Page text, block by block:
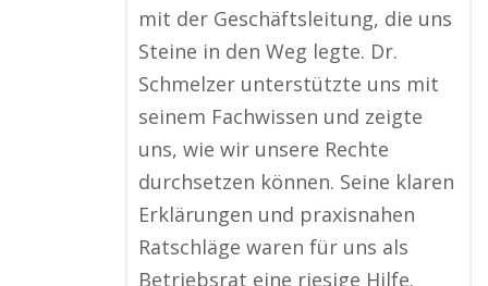
mit der Geschäftsleitung, die uns
Steine in den Weg legte. Dr.
Schmelzer unterstützte uns mit
seinem Fachwissen und zeigte
uns, wie wir unsere Rechte
durchsetzen können. Seine klaren
Erklärungen und praxisnahen
Ratschläge waren für uns als
Betriebsrat eine riesige Hilfe.